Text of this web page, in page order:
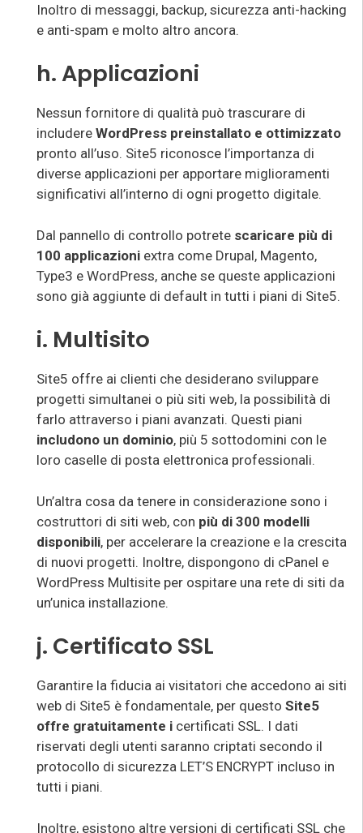
Inoltro di messaggi, backup, sicurezza anti-hacking
e anti-spam e molto altro ancora.
h. Applicazioni
Nessun fornitore di qualità può trascurare di
includere WordPress preinstallato e ottimizzato
pronto all’uso. Site5 riconosce l’importanza di
diverse applicazioni per apportare miglioramenti
significativi all’interno di ogni progetto digitale.
Dal pannello di controllo potrete scaricare più di
100 applicazioni extra come Drupal, Magento,
Type3 e WordPress, anche se queste applicazioni
sono già aggiunte di default in tutti i piani di Site5.
i. Multisito
Site5 offre ai clienti che desiderano sviluppare
progetti simultanei o più siti web, la possibilità di
farlo attraverso i piani avanzati. Questi piani
includono un dominio, più 5 sottodomini con le
loro caselle di posta elettronica professionali.
Un’altra cosa da tenere in considerazione sono i
costruttori di siti web, con più di 300 modelli
disponibili, per accelerare la creazione e la crescita
di nuovi progetti. Inoltre, dispongono di cPanel e
WordPress Multisite per ospitare una rete di siti da
un’unica installazione.
j. Certificato SSL
Garantire la fiducia ai visitatori che accedono ai siti
web di Site5 è fondamentale, per questo Site5
offre gratuitamente i certificati SSL. I dati
riservati degli utenti saranno criptati secondo il
protocollo di sicurezza LET’S ENCRYPT incluso in
tutti i piani.
Inoltre, esistono altre versioni di certificati SSL che